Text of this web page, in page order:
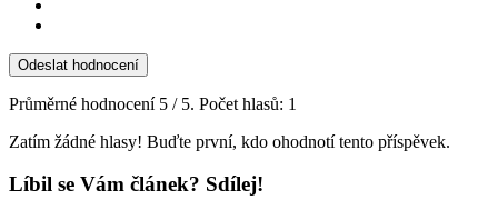
Odeslat hodnocení
Průměrné hodnocení 5 / 5. Počet hlasů: 1
Zatím žádné hlasy! Buďte první, kdo ohodnotí tento příspěvek.
Líbil se Vám článek? Sdílej!